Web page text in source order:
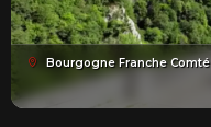
Bourgogne Franche Comté